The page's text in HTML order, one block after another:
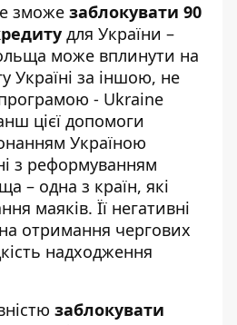
зможе заблокувати 90
для України –
може вплинути на
Україні за іншою, не
- Ukraine
цієї допомоги
Україною
з реформуванням
– одна з країн, які
маяків. Її негативні
отримання чергових
надходження
заблокувати